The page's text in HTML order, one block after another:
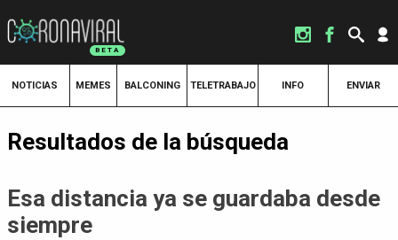
NOTICIAS MEMES BALCONING TELETRABAJO INFO ENVIAR
Resultados de la búsqueda
Esa distancia ya se guardaba desde
siempre